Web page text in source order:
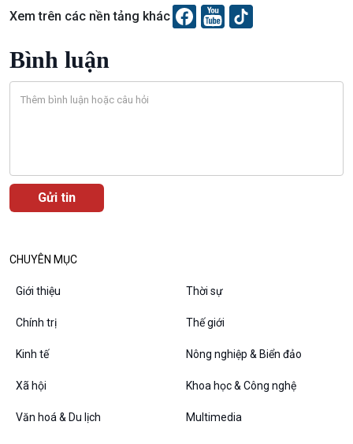
Diễn đàn chủ nhật
Xem trên các nền tảng khác
Bình luận
CHUYÊN MỤC
Giới thiệu Thời sự
Chính trị Thế giới
Kinh tế Nông nghiệp & Biển đảo
Xã hội Khoa học & Công nghệ
Văn hoá & Du lịch Multimedia